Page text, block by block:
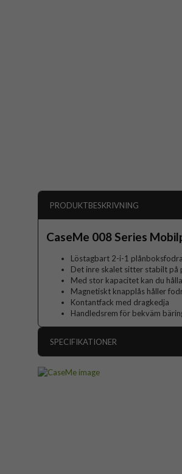
PRODUKTBESKRIVNING
CaseMe 008 Series
Löstagbart 2-i-1
Det inre skalet sitter stabilt på
Med stor kapacitet kan du
Magnetiskt knapplås håller
Kontantfack med dragkedja
Handledsrem för bekväm
SPECIFIKATIONER